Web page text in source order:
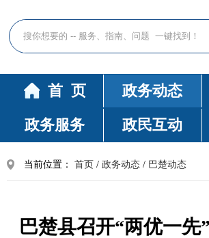
首 页 政务动态
政务服务
政民互动
当前位置： 首页 / 政务动态 / 巴楚动态
巴楚县召开“两优一先